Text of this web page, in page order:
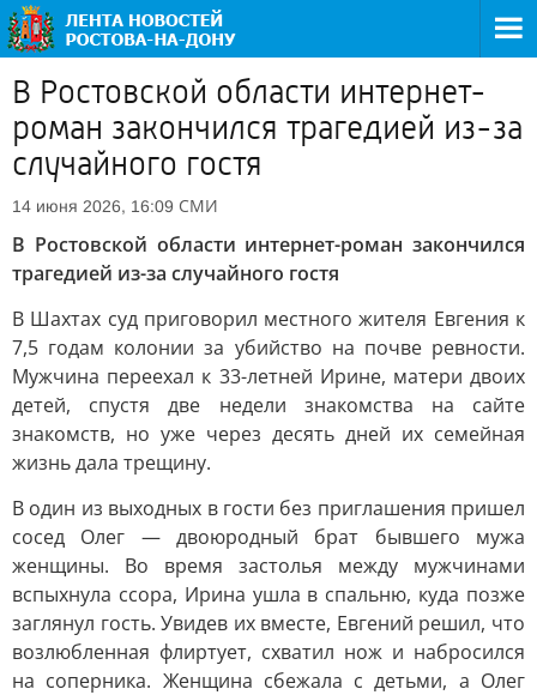
В Ростовской области интернет-
роман закончился трагедией из-за
случайного гостя
14 июня 2026, 16:09 СМИ
В Ростовской области интернет-роман закончился
трагедией из-за случайного гостя
В Шахтах суд приговорил местного жителя Евгения к
7,5 годам колонии за убийство на почве ревности.
Мужчина переехал к 33-летней Ирине, матери двоих
детей, спустя две недели знакомства на сайте
знакомств, но уже через десять дней их семейная
жизнь дала трещину.
В один из выходных в гости без приглашения пришел
сосед Олег — двоюродный брат бывшего мужа
женщины. Во время застолья между мужчинами
вспыхнула ссора, Ирина ушла в спальню, куда позже
заглянул гость. Увидев их вместе, Евгений решил, что
возлюбленная флиртует, схватил нож и набросился
на соперника. Женщина сбежала с детьми, а Олег